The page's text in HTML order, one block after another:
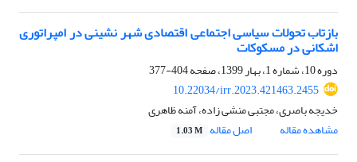
بازتاب تحولات سیاسی اجتماعی اقتصادی شهر نشینی در امپراتوری
اشکانی در مسکوکات
دوره 10، شماره 1، بهار 1399، صفحه
404-377
10.22034/irr.2023.421463.2455
خدیجه باصری، مجتبی منشی زاده، آمنه ظاهری
مشاهده مقاله
اصل مقاله 1.03 M